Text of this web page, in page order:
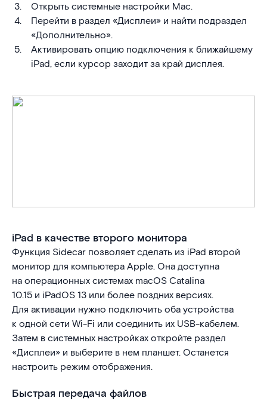
Открыть системные настройки Mac.
Перейти в раздел «Дисплеи» и найти подраздел
«Дополнительно».
Активировать опцию подключения к ближайшему
iPad, если курсор заходит за край дисплея.
iPad в качестве второго монитора
Функция Sidecar позволяет сделать из iPad второй
монитор для компьютера Apple. Она доступна
на операционных системах macOS Catalina
10.15 и iPadOS 13 или более поздних версиях.
Для активации нужно подключить оба устройства
к одной сети Wi-Fi или соединить их USB-кабелем.
Затем в системных настройках откройте раздел
«Дисплеи» и выберите в нем планшет. Останется
настроить режим отображения.
Быстрая передача файлов